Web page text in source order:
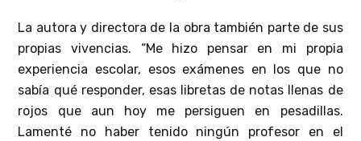
La autora y directora de la obra también parte de sus
propias vivencias. “Me hizo pensar en mi propia
experiencia escolar, esos exámenes en los que no
sabía qué responder, esas libretas de notas llenas de
rojos que aun hoy me persiguen en pesadillas.
Lamenté no haber tenido ningún profesor en el